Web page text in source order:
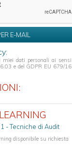
dati personali ai sensi
e del GDPR EU 679/16
- Tecniche di Audit
disponibile su richiesta